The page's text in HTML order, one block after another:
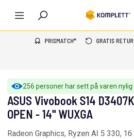
PRISMATCH* GRATIS RETUR
256 personer har sett på varen nylig
ASUS Vivobook S14
OPEN - 14" WUXGA
Radeon Graphics, Ryzen AI 5 330, 16